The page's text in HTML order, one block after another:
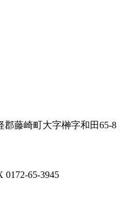
郡藤崎町大字榊字和田65-8
0172-65-3945